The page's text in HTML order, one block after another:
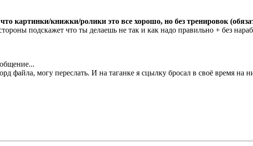
картинки/книжки/ролики это все хорошо, но без тренировок
подскажет что ты делаешь не так и как надо правильно + без
файла, могу переслать. И на таганке я сцылку бросал в своё время на